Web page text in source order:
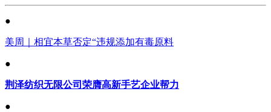
●
美周｜相宜本草否定“违规添加有毒原料
●
荆泽纺织无限公司荣膺高新手艺企业帮力
●